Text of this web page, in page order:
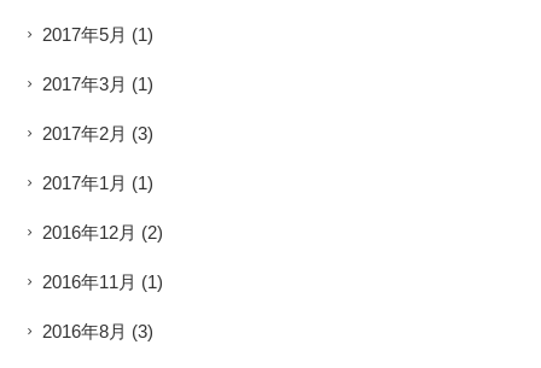
2017年5月 (1)
2017年3月 (1)
2017年2月 (3)
2017年1月 (1)
2016年12月 (2)
2016年11月 (1)
2016年8月 (3)